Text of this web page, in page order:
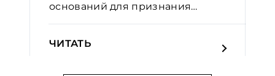
оснований для признания
недейс...
ЧИТАТЬ